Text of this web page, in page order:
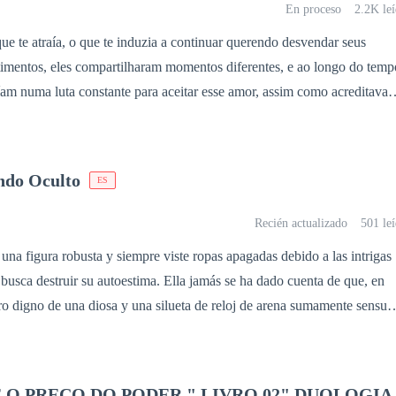
sua força é ainda maior e terá que lutar para sobreviver no mundo
acontecem neste túnel e, sem perceberem, os elementos do
em função da decomposição da luz e da aceleração rotacional do
passam a ter dois problemas:
En proceso 2.2K
te atraía, o que te induzia a continuar querendo desvendar seus
eles compartilharam momentos diferentes, e ao longo do
numa luta constante para aceitar esse amor, assim como acreditavam
Oculto ES
Recién actualizado 501
figura robusta y siempre viste ropas apagadas debido a las intrigas
destruir su autoestima. Ella jamás se ha dado cuenta de que, en
digno de una diosa y una silueta de reloj de arena sumamente